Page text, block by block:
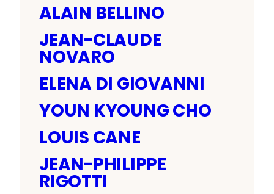
ALAIN BELLINO
JEAN-CLAUDE
NOVARO
ELENA DI GIOVANNI
YOUN KYOUNG CHO
LOUIS CANE
JEAN-PHILIPPE
RIGOTTI